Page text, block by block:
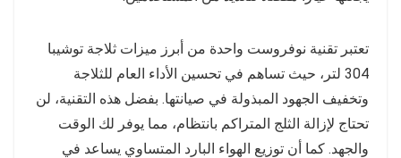
تعتبر تقنية نوفروست واحدة من أبرز ميزات ثلاجة توشيبا
304 لتر، حيث تساهم في تحسين الأداء العام للثلاجة
وتخفيف الجهود المبذولة في صيانتها. بفضل هذه التقنية، لن
تحتاج لإزالة الثلج المتراكم بانتظام، مما يوفر لك الوقت
والجهد. كما أن توزيع الهواء البارد المتساوي يساعد في